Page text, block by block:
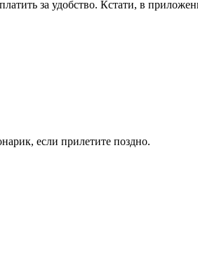
за удобство. Кстати, в
если прилетите поздно.